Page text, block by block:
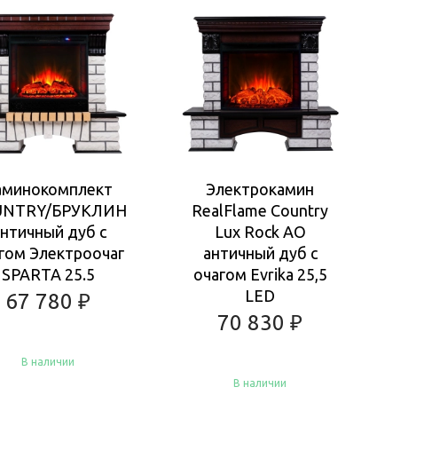
БРУКЛИН
дуб с
Электроочаг
SPARTA 25.5
67 780₽
В наличии
Электрокамин
RealFlame Country
Lux Rock AO
античный дуб с
очагом Evrika 25,5
LED
70 830₽
В наличии